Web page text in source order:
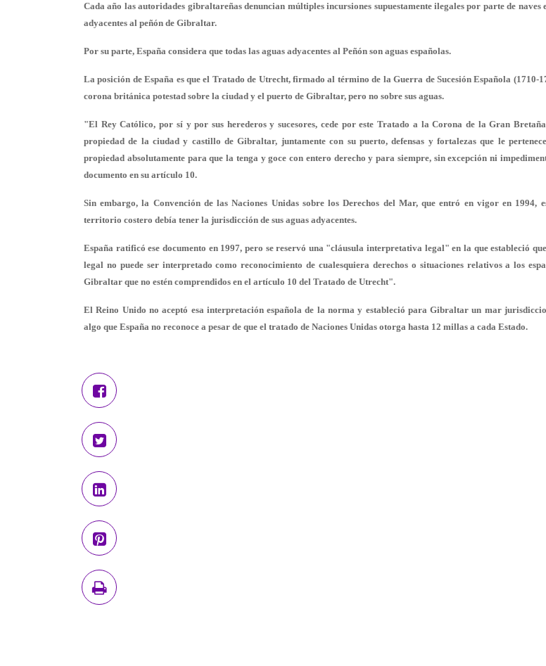
Cada año las autoridades gibraltareñas denuncian múltiples incursiones supuestamente ilegales por parte de naves
adyacentes al peñón de Gibraltar.
Por su parte, España considera que todas las aguas adyacentes al Peñón son aguas españolas.
La posición de España es que el Tratado de Utrecht, firmado al término de la Guerra de Sucesión Española (1710-
corona británica potestad sobre la ciudad y el puerto de Gibraltar, pero no sobre sus aguas.
"El Rey Católico, por sí y por sus herederos y sucesores, cede por este Tratado a la Corona de la Gran
propiedad de la ciudad y castillo de Gibraltar, juntamente con su puerto, defensas y fortalezas que le
propiedad absolutamente para que la tenga y goce con entero derecho y para siempre, sin excepción ni
documento en su artículo 10.
Sin embargo, la Convención de las Naciones Unidas sobre los Derechos del Mar, que entró en vigor en 1994,
territorio costero debía tener la jurisdicción de sus aguas adyacentes.
España ratificó ese documento en 1997, pero se reservó una "cláusula interpretativa legal" en la que estableció
legal no puede ser interpretado como reconocimiento de cualesquiera derechos o situaciones relativos a los
Gibraltar que no estén comprendidos en el artículo 10 del Tratado de Utrecht".
El Reino Unido no aceptó esa interpretación española de la norma y estableció para Gibraltar un mar
algo que España no reconoce a pesar de que el tratado de Naciones Unidas otorga hasta 12 millas a cada Estado.